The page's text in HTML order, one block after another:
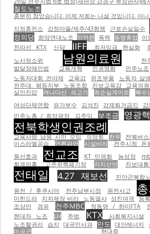
철도노조
충분히 참았습니다. 이제 저희는 나설 것입니다. 아
지정충전소
강정마을/제주/43항쟁 근로손실일수
정의당 희망연대노조 민언련 폭력 동맹휴업 이
전라선 KTX
신당 JIFF 최저임금 현실화
노사정소위
남원의료원
전
발달장애인법
교육개혁 인권영화 민주노조
노동자대회 전야제
교육감 위조부품 노동자 살
전주대. 평등지부 노동조합 진보교육감 교육의원
살인진압
캐나다산 쇠고기 최순실게이트 복수
여성단체연합 유가부수 김석진 강제퇴거금지 강
민주노총 / 희망광장 김주익 보조금 영광
전북학생인권조례
교육사랑 남원 시민 모임 의정회 한우 전북버
이스라엘공습
언론파업 시설비리 전주시청 돈
풍선효과
전교조 KT 민영화 농성장
회계의혹
고준위핵폐기장 지지선언 진보대
전태일 4.27 재보선 진안군복합
원전 / 후쿠시마
전주남부시장 원전사고
마힌드라 지자체장 비리 노동열사 성진여객 등
조상만
경유 전주MBC 정동영 / 한미FTA
현대차 노조
LH 주범 KTX 사회복지시설
노조할권리
습지 대국민사과 만도 대안에너지
미공군
현대중